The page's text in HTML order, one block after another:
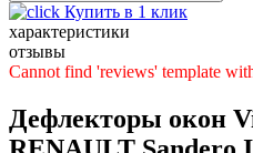
Купить в 1 клик
характеристики
отзывы
Cannot find 'reviews' template
Дефлекторы окон